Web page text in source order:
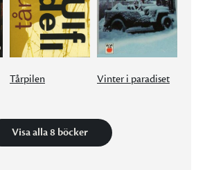
Tårpilen Vinter i paradiset
Visa alla 8 böcker